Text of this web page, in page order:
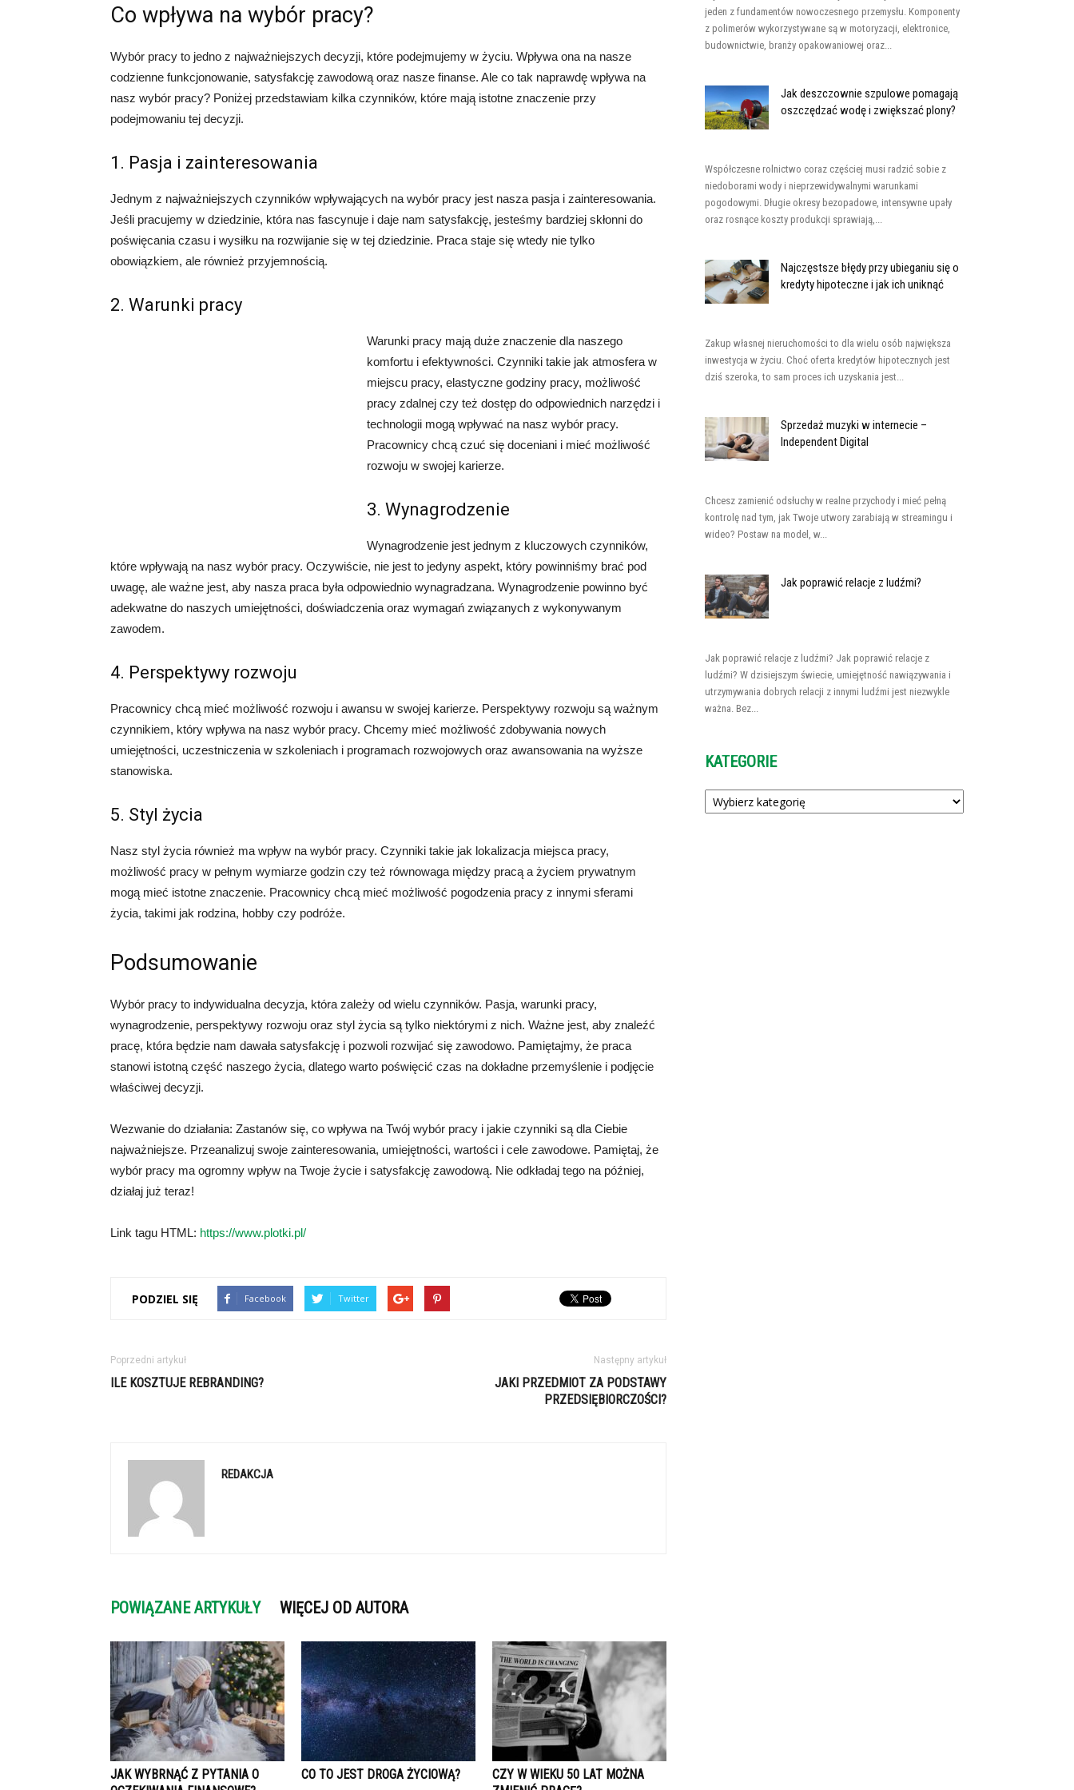
Co wpływa na wybór pracy?
Wybór pracy to jedno z najważniejszych decyzji, które podejmujemy w życiu. Wpływa ona na nasze
codzienne funkcjonowanie, satysfakcję zawodową oraz nasze finanse. Ale co tak naprawdę wpływa na
nasz wybór pracy? Poniżej przedstawiam kilka czynników, które mają istotne znaczenie przy
podejmowaniu tej decyzji.
1. Pasja i zainteresowania
Jednym z najważniejszych czynników wpływających na wybór pracy jest nasza pasja i zainteresowania.
Jeśli pracujemy w dziedzinie, która nas fascynuje i daje nam satysfakcję, jesteśmy bardziej skłonni do
poświęcania czasu i wysiłku na rozwijanie się w tej dziedzinie. Praca staje się wtedy nie tylko
obowiązkiem, ale również przyjemnością.
2. Warunki pracy
Warunki pracy mają duże znaczenie dla naszego
komfortu i efektywności. Czynniki takie jak atmosfera w
miejscu pracy, elastyczne godziny pracy, możliwość
pracy zdalnej czy też dostęp do odpowiednich narzędzi i
technologii mogą wpływać na nasz wybór pracy.
Pracownicy chcą czuć się doceniani i mieć możliwość
rozwoju w swojej karierze.
3. Wynagrodzenie
Wynagrodzenie jest jednym z kluczowych czynników,
które wpływają na nasz wybór pracy. Oczywiście, nie jest to jedyny aspekt, który powinniśmy brać pod
uwagę, ale ważne jest, aby nasza praca była odpowiednio wynagradzana. Wynagrodzenie powinno być
adekwatne do naszych umiejętności, doświadczenia oraz wymagań związanych z wykonywanym
zawodem.
4. Perspektywy rozwoju
Pracownicy chcą mieć możliwość rozwoju i awansu w swojej karierze. Perspektywy rozwoju są ważnym
czynnikiem, który wpływa na nasz wybór pracy. Chcemy mieć możliwość zdobywania nowych
umiejętności, uczestniczenia w szkoleniach i programach rozwojowych oraz awansowania na wyższe
stanowiska.
5. Styl życia
Nasz styl życia również ma wpływ na wybór pracy. Czynniki takie jak lokalizacja miejsca pracy,
możliwość pracy w pełnym wymiarze godzin czy też równowaga między pracą a życiem prywatnym
mogą mieć istotne znaczenie. Pracownicy chcą mieć możliwość pogodzenia pracy z innymi sferami
życia, takimi jak rodzina, hobby czy podróże.
Podsumowanie
Wybór pracy to indywidualna decyzja, która zależy od wielu czynników. Pasja, warunki pracy,
wynagrodzenie, perspektywy rozwoju oraz styl życia są tylko niektórymi z nich. Ważne jest, aby znaleźć
pracę, która będzie nam dawała satysfakcję i pozwoli rozwijać się zawodowo. Pamiętajmy, że praca
stanowi istotną część naszego życia, dlatego warto poświęcić czas na dokładne przemyślenie i podjęcie
właściwej decyzji.
Wezwanie do działania: Zastanów się, co wpływa na Twój wybór pracy i jakie czynniki są dla Ciebie
najważniejsze. Przeanalizuj swoje zainteresowania, umiejętności, wartości i cele zawodowe. Pamiętaj, że
wybór pracy ma ogromny wpływ na Twoje życie i satysfakcję zawodową. Nie odkładaj tego na później,
działaj już teraz!
Link tagu HTML: https://www.plotki.pl/
PODZIEL SIĘ Facebook Twitter
Poprzedni artykuł
ILE KOSZTUJE REBRANDING?
Następny artykuł
JAKI PRZEDMIOT ZA PODSTAWY
PRZEDSIĘBIORCZOŚCI?
REDAKCJA
POWIĄZANE ARTYKUŁY WIĘCEJ OD AUTORA
JAK WYBRNĄĆ Z PYTANIA O
CO TO JEST DROGA ŻYCIOWĄ?
CZY W WIEKU 50 LAT MOŻNA
jeden z fundamentów nowoczesnego przemysłu. Komponenty
z polimerów wykorzystywane są w motoryzacji, elektronice,
budownictwie, branży opakowaniowej oraz...
Jak deszczownie szpulowe pomagają
oszczędzać wodę i zwiększać plony?
Współczesne rolnictwo coraz częściej musi radzić sobie z
niedoborami wody i nieprzewidywalnymi warunkami
pogodowymi. Długie okresy bezopadowe, intensywne upały
oraz rosnące koszty produkcji sprawiają,...
Najczęstsze błędy przy ubieganiu się o
kredyty hipoteczne i jak ich uniknąć
Zakup własnej nieruchomości to dla wielu osób największa
inwestycja w życiu. Choć oferta kredytów hipotecznych jest
dziś szeroka, to sam proces ich uzyskania jest...
Sprzedaż muzyki w internecie –
Independent Digital
Chcesz zamienić odsłuchy w realne przychody i mieć pełną
kontrolę nad tym, jak Twoje utwory zarabiają w streamingu i
wideo? Postaw na model, w...
Jak poprawić relacje z ludźmi?
Jak poprawić relacje z ludźmi? Jak poprawić relacje z
ludźmi? W dzisiejszym świecie, umiejętność nawiązywania i
utrzymywania dobrych relacji z innymi ludźmi jest niezwykle
ważna. Bez...
KATEGORIE
Kategorie